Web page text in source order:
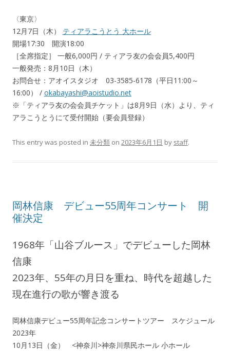
〈東京〉
12月7日（木） ティアラこうとう 大ホール
開場17:30 開演18:00
［全席指定］ 一般6,000円 / ティアラ友の会会員5,400円
一般発売：8月10日（木）
お問合せ：アオイスタジオ 03-3585-6178（平日11:00～
16:00） / okabayashi@aoistudio.net
※「ティアラ友の会会員チケット」は8月9日（水）より、ティ
アラこうとうにて受付開始（要会員登録）
This entry was posted in 未分類 on 2023年6月1日 by staff.
岡林信康 デビュー55周年コンサート 開
催決定
1968年「山谷ブルース」でデビューした岡林
信康
2023年、55年の月日を重ね、時代を超越した
現在進行の歌が響き渡る
岡林信康デビュー55周年記念コンサートツアー スケジュール
2023年
10月13日（金） <神奈川>神奈川県民ホール 小ホール